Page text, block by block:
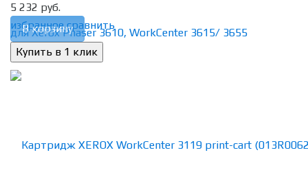
избранное сравнить
5 232 руб.
В корзину